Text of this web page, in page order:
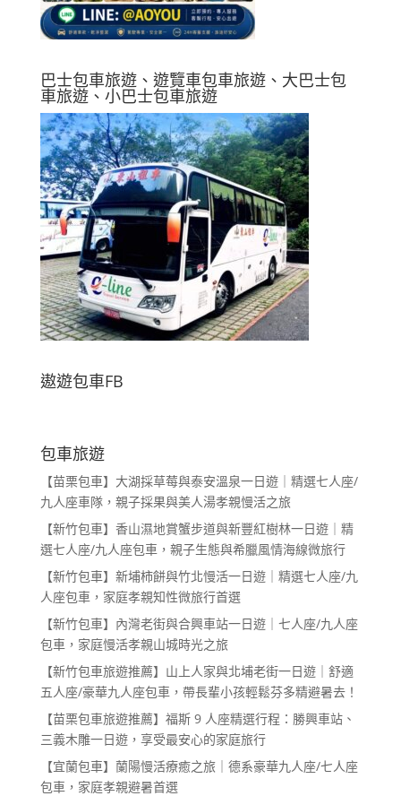
巴士包車旅遊、遊覽車包車旅遊、大巴士包
車旅遊、小巴士包車旅遊
遨遊包車FB
包車旅遊
【苗栗包車】大湖採草莓與泰安溫泉一日遊｜精選七人座/
九人座車隊，親子採果與美人湯孝親慢活之旅
【新竹包車】香山濕地賞蟹步道與新豐紅樹林一日遊｜精
選七人座/九人座包車，親子生態與希臘風情海線微旅行
【新竹包車】新埔柿餅與竹北慢活一日遊｜精選七人座/九
人座包車，家庭孝親知性微旅行首選
【新竹包車】內灣老街與合興車站一日遊｜七人座/九人座
包車，家庭慢活孝親山城時光之旅
【新竹包車旅遊推薦】山上人家與北埔老街一日遊｜舒適
五人座/豪華九人座包車，帶長輩小孩輕鬆芬多精避暑去！
【苗栗包車旅遊推薦】福斯 9 人座精選行程：勝興車站、
三義木雕一日遊，享受最安心的家庭旅行
【宜蘭包車】蘭陽慢活療癒之旅｜德系豪華九人座/七人座
包車，家庭孝親避暑首選